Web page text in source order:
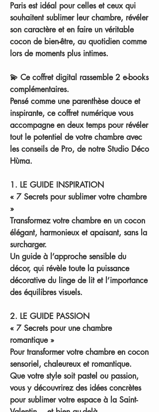
Parisest idéal pour celles et ceux qui
souhaitent sublimer leur chambre, révéler
son caractère et en faire un véritable
cocon de bien-être, au quotidien comme
lors de moments plus intimes.
💫 Ce coffret digital rassemble 2 e-books
complémentaires.
Pensé comme une parenthèse douce et
inspirante, ce coffret numérique vous
accompagne en deux temps pour révéler
tout le potentiel de votre chambre avec
les conseils de Pro, de notre Studio Déco
Hùma.
1. LE GUIDE INSPIRATION
« 7 Secrets pour sublimer votre chambre
»
Transformez votre chambre en un cocon
élégant, harmonieux et apaisant, sans la
surcharger.
Un guide à l’approche sensible du
décor, qui révèle toute la puissance
décorative du linge de lit et l’importance
des équilibres visuels.
2. LE GUIDE PASSION
« 7 Secrets pour une chambre
romantique »
Pour transformer votre chambre en cocon
sensoriel, chaleureux et romantique.
Que votre style soit pastel ou passion,
vous y découvrirez des idées concrètes
pour sublimer votre espace à la Saint-